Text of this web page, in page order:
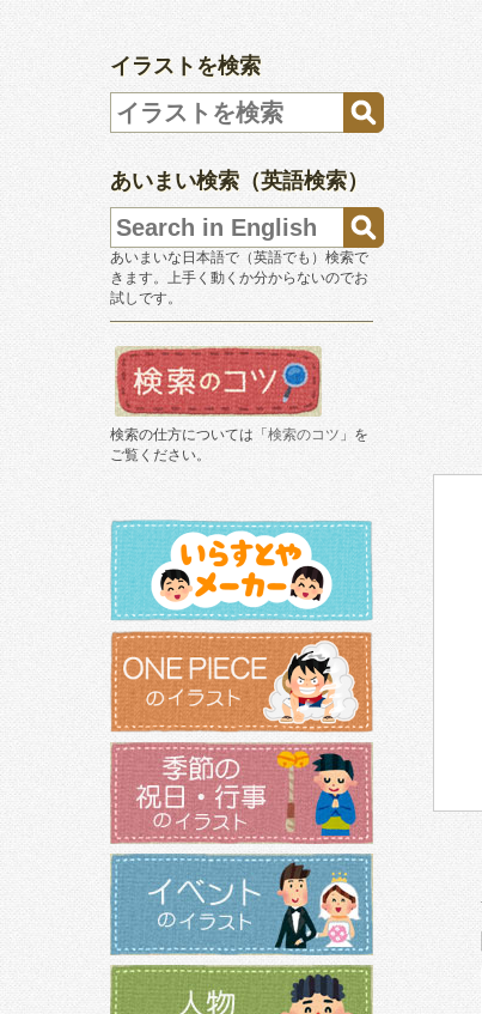
イラストを検索
あいまい検索（英語検索）
あいまいな日本語で（英語でも）検索で
きます。上手く動くか分からないのでお
試しです。
検索の仕方については「 検索のコツ 」を
ご覧ください。